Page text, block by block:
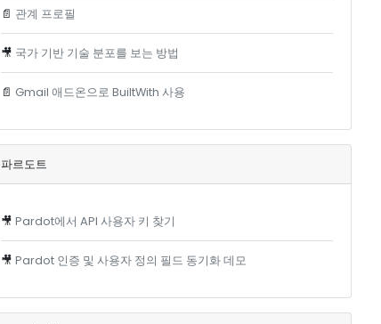
📄 관계 프로필
🎥 국가 기반 기술 분포를 보는 방법
📄 Gmail 애드온으로 BuiltWith 사용
파르도트
🎥 Pardot에서 API 사용자 키 찾기
🎥 Pardot 인증 및 사용자 정의 필드 동기화 데모